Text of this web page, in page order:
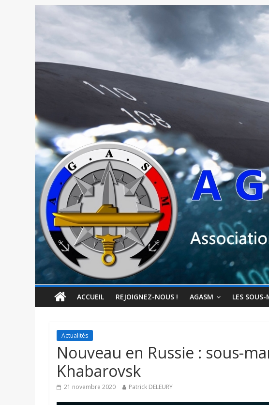
ACCUEIL REJOIGNEZ-NOUS ! AGASM LES
Actualités
Nouveau en Russie : sous-
Khabarovsk
21 novembre 2020 Patrick DELEURY